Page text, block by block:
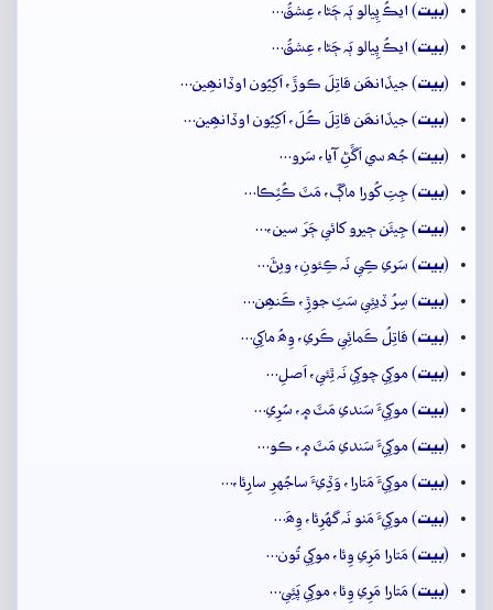
(بيت) ايڪُ پِيالو ٻَہ ڄَڻا، عِشقُ…
(بيت) ايڪُ پِيالو ٻَہ ڄَڻا، عِشقُ…
(بيت) جيڏانھَن قاتِلَ ڪوڙَ، اَکِيُون اوڏانھِين…
(بيت) جيڏانھَن قاتِلَ ڪُلَ، اَکِيُون اوڏانھِين…
(بيت) جُھ سي اَڱَڻِ آيا، سَرو…
(بيت) جِتِ کُورا ماڳَ، مَٽَ ڪُٽِڪا…
(بيت) جِيئَن ڄيرو کائي ڄَرَ سين،…
(بيت) سَري ڪِي نَہ ڪِئونِ، ويڻَ…
(بيت) سِرُ ڏيئِي سَٽِ جوڙِ، ڪَنھِن…
(بيت) قاتِلُ ڪَمائِي ڪَري، وِھُ ماکِي…
(بيت) موکِي چوکِي نَہ ٿِئي، اَصلِ…
(بيت) موکِيءَ سَندي مَٽَ ۾، سُرِي…
(بيت) موکِيءَ سَندي مَٽَ ۾، ڪو…
(بيت) موکِيءَ مَتارا، وَڏِيءَ ساجُهرِ سارِئا،…
(بيت) موکِيءَ مَٺو نَہ گهُرِئا، وِھَ…
(بيت) مَتارا مَرِي وِئا، موکِي تُون…
(بيت) مَتارا مَرِي وِئا، موکِي پَئِي…